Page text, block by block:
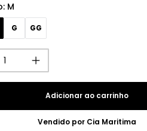
: M
G GG
Adicionar ao carrinho
Vendido por Cia Maritima